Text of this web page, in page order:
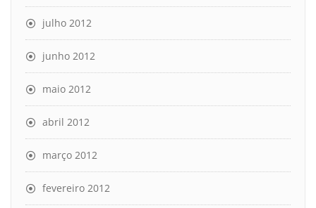
julho 2012
junho 2012
maio 2012
abril 2012
março 2012
fevereiro 2012